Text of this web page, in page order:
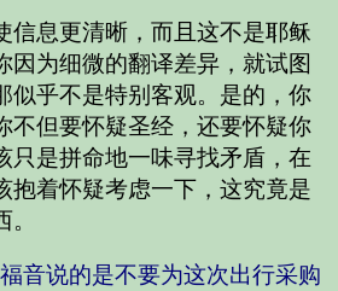
信息更清晰，而且这不是耶稣
因为细微的翻译差异，就试图
似乎不是特别客观。是的，你
不但要怀疑圣经，还要怀疑你
只是拼命地一味寻找矛盾，在
抱着怀疑考虑一下，这究竟是
音说的是不要为这次出行采购